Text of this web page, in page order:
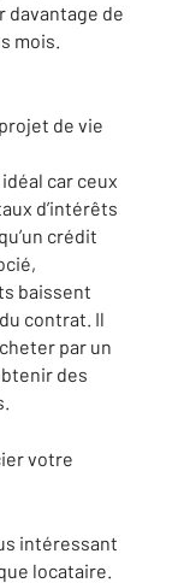
davantage de
mois.
de vie
car ceux
d’intérêts
crédit
baissent
contrat. Il
par un
des
votre
intéressant
locataire.